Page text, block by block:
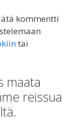
kommentti
tai
maata
reissua